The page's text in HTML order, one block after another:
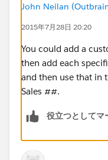
John Neilan
2015年7月28日 20:20
You could add a
then add each
and then use that in
Sales ##.
役立つとしてマ